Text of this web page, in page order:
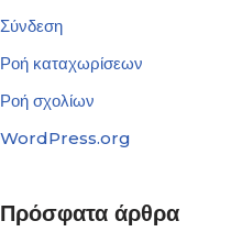
Σύνδεση
Ροή καταχωρίσεων
Ροή σχολίων
WordPress.org
Πρόσφατα άρθρα